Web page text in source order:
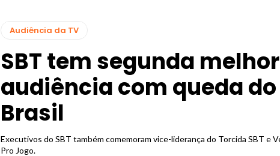
Audiência da TV
SBT tem segunda melhor
audiência com queda do
Brasil
Executivos do SBT também comemoram vice-liderança do Torcida SBT e Vem
Pro Jogo.